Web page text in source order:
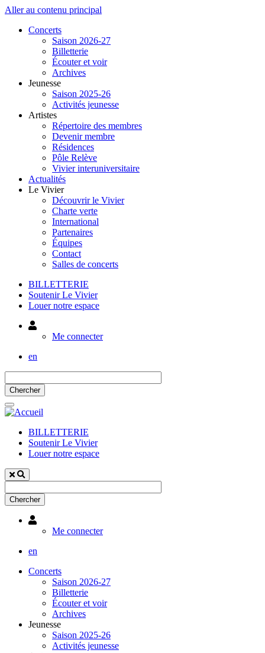
Aller au contenu principal
Concerts
Saison 2026-27
Billetterie
Écouter et voir
Archives
Jeunesse
Saison 2025-26
Activités jeunesse
Artistes
Répertoire des membres
Devenir membre
Résidences
Pôle Relève
Vivier interuniversitaire
Actualités
Le Vivier
Découvrir le Vivier
Charte verte
International
Partenaires
Équipes
Contact
Salles de concerts
BILLETTERIE
Soutenir Le Vivier
Louer notre espace
Utilisateur
Me connecter
en
BILLETTERIE
Soutenir Le Vivier
Louer notre espace
Utilisateur
Me connecter
en
Concerts
Saison 2026-27
Billetterie
Écouter et voir
Archives
Jeunesse
Saison 2025-26
Activités jeunesse